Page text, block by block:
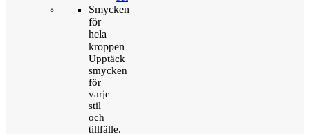
Smycken
för
hela
kroppen
Upptäck
smycken
för
varje
stil
och
tillfälle.